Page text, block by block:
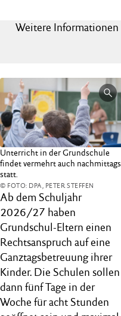
Weitere Informationen
Unterricht in der Grundschule
findet vermehrt auch nachmittags
statt.
© FOTO: DPA, PETER STEFFEN
Ab dem Schuljahr
2026/27 haben
Grundschul-Eltern einen
Rechtsanspruch auf eine
Ganztagsbetreuung ihrer
Kinder. Die Schulen sollen
dann fünf Tage in der
Woche für acht Stunden